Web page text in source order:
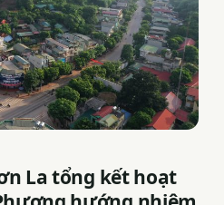
La tổng kết hoạt